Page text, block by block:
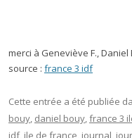
merci à Geneviève F., Daniel
source : france 3 idf
Cette entrée a été publiée
bouy, daniel bouy,france 3
idf, ile de france, journal,